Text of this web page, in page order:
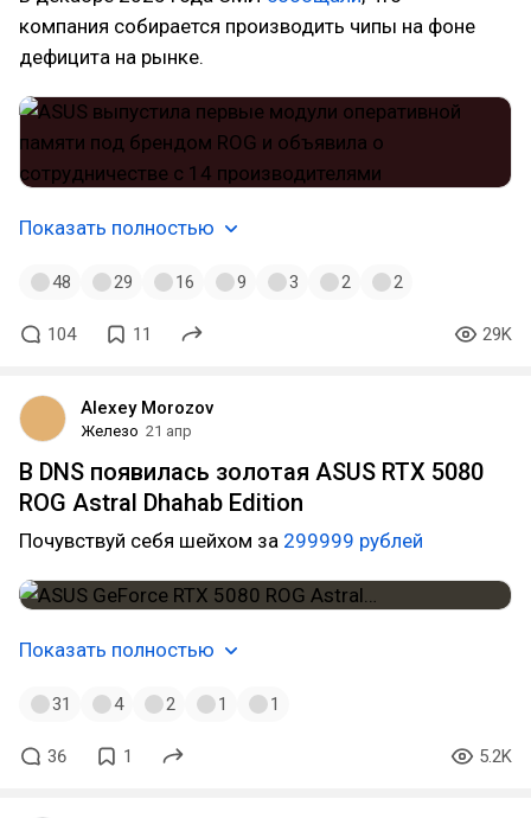
компания собирается производить чипы на фоне
дефицита на рынке.
Показать полностью
48 29 16 9 3 2 2
104 11 29K
Alexey Morozov
Железо 21 апр
В DNS появилась золотая ASUS RTX 5080
ROG Astral Dhahab Edition
Почувствуй себя шейхом за 299999 рублей
Показать полностью
31 4 2 1 1
36 1 5.2K